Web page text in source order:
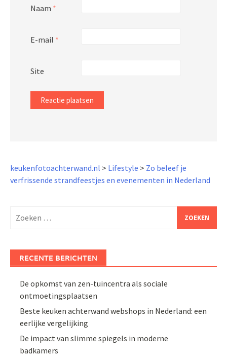
Naam *
E-mail *
Site
keukenfotoachterwand.nl > Lifestyle > Zo beleef je
verfrissende strandfeestjes en evenementen in Nederland
naar:
RECENTE BERICHTEN
De opkomst van zen-tuincentra als sociale
ontmoetingsplaatsen
Beste keuken achterwand webshops in Nederland: een
eerlijke vergelijking
De impact van slimme spiegels in moderne
badkamers